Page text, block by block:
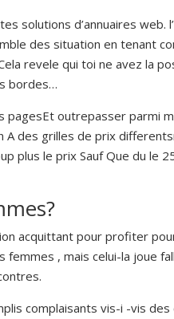
solutions d’annuaires web.
des situation en tenant
revele qui toi ne avez la
bordes…
outrepasser parmi
des grilles de prix
plus le prix Sauf Que du le
acquittant pour profiter
, mais celui-la joue
complaisants vis-i -vis des